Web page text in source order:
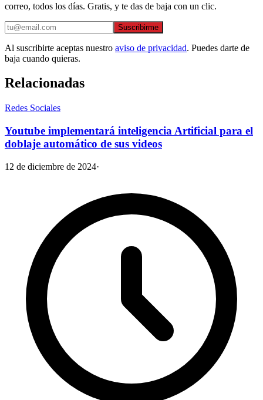
correo, todos los días. Gratis, y te das de baja con un clic.
Suscribirme
Al suscribirte aceptas nuestro aviso de privacidad. Puedes darte de
baja cuando quieras.
Relacionadas
Redes Sociales
Youtube implementará inteligencia Artificial para el
doblaje automático de sus videos
12 de diciembre de 2024·